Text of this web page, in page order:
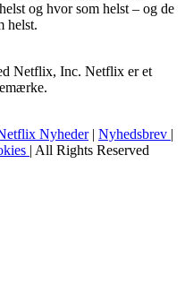
og hvor som helst – og de
helst.
Netflix, Inc. Netflix er et
Nyheder| Nyhedsbrev |
| All Rights Reserved